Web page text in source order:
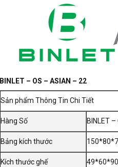
BINLET – OS – ASIAN – 22
Sản phẩm Thông Tin Chi Tiết
Hàng Số BINLET
Bảng kích thước
Kích thước ghế